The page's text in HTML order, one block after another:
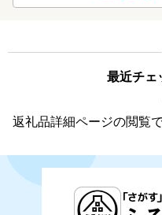
最近チェ
返礼品詳細ページの閲覧